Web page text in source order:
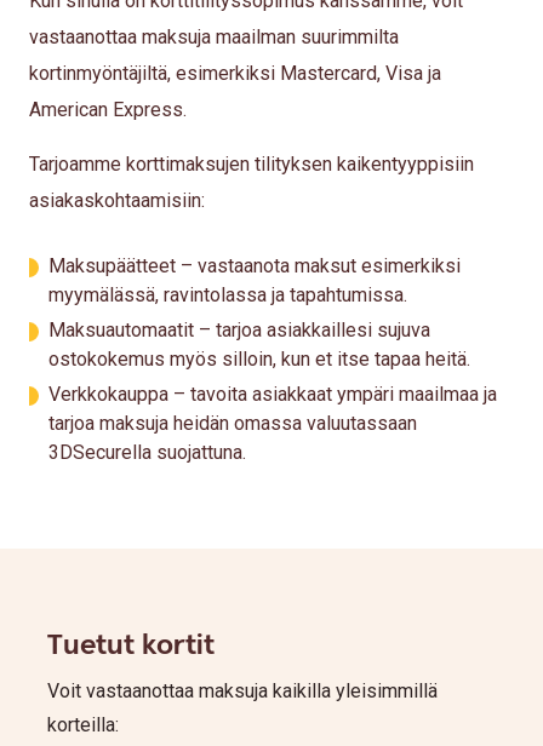
vastaanottaa maksuja maailman suurimmilta
kortinmyöntäjiltä, esimerkiksi Mastercard, Visa ja
American Express.
Tarjoamme korttimaksujen tilityksen kaikentyyppisiin
asiakaskohtaamisiin:
Maksupäätteet – vastaanota maksut esimerkiksi
myymälässä, ravintolassa ja tapahtumissa.
Maksuautomaatit – tarjoa asiakkaillesi sujuva
ostokokemus myös silloin, kun et itse tapaa heitä.
Verkkokauppa – tavoita asiakkaat ympäri maailmaa ja
tarjoa maksuja heidän omassa valuutassaan
3DSecurella suojattuna.
Tuetut kortit
Voit vastaanottaa maksuja kaikilla yleisimmillä
korteilla: